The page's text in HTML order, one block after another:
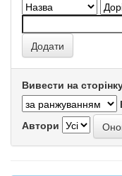
Вивести на
Автори